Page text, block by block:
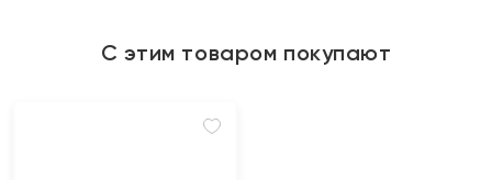
С этим товаром покупают